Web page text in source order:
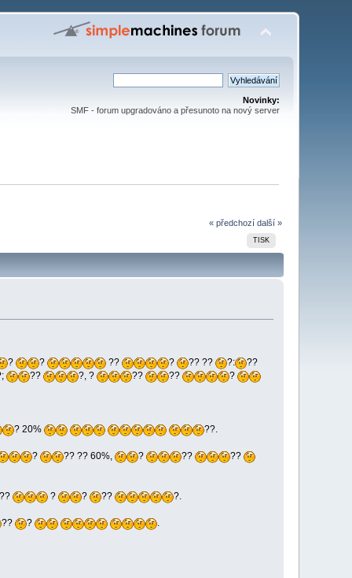
Novinky:
SMF - forum upgradováno a přesunoto na nový server
« předchozí další »
TISK
? ? ?? ? ?? ?? ?:
??
?? ?, ? ?? ??
?
? 20%
??.
? ?? ?? 60%, ? ??
??
? ? ??
?.
?? ?
.